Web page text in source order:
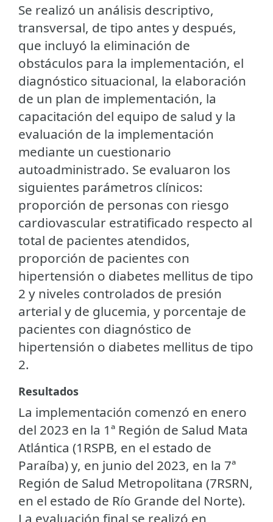
Se realizó un análisis descriptivo,
transversal, de tipo antes y después,
que incluyó la eliminación de
obstáculos para la implementación, el
diagnóstico situacional, la elaboración
de un plan de implementación, la
capacitación del equipo de salud y la
evaluación de la implementación
mediante un cuestionario
autoadministrado. Se evaluaron los
siguientes parámetros clínicos:
proporción de personas con riesgo
cardiovascular estratificado respecto al
total de pacientes atendidos,
proporción de pacientes con
hipertensión o diabetes mellitus de tipo
2 y niveles controlados de presión
arterial y de glucemia, y porcentaje de
pacientes con diagnóstico de
hipertensión o diabetes mellitus de tipo
2.
Resultados
La implementación comenzó en enero
del 2023 en la 1ª Región de Salud Mata
Atlántica (1RSPB, en el estado de
Paraíba) y, en junio del 2023, en la 7ª
Región de Salud Metropolitana (7RSRN,
en el estado de Río Grande del Norte).
La evaluación final se realizó en